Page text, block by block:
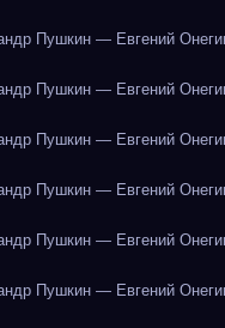
Пушкин — Евгений
Пушкин — Евгений
Пушкин — Евгений
Пушкин — Евгений
Пушкин — Евгений
Пушкин — Евгений